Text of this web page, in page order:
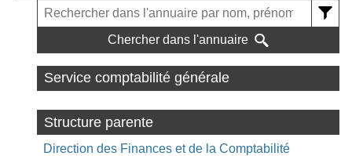
Chercher dans l'annuaire
Service comptabilité générale
Structure parente
Direction des Finances et de la Comptabilité